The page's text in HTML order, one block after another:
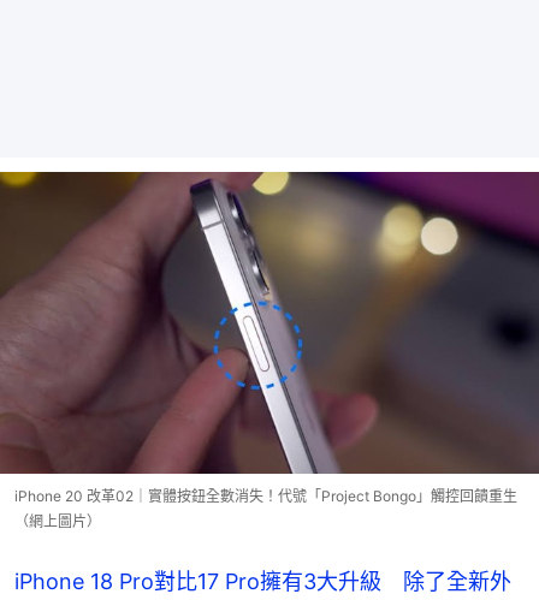
iPhone 20 改革02｜實體按鈕全數消失！代號「Project Bongo」觸控回饋重生
（網上圖片）
iPhone 18 Pro對比17 Pro擁有3大升級 除了全新外